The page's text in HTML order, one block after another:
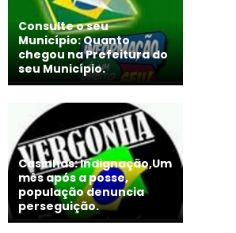
Consulte o seu
Município: Quanto
chegou na Prefeitura do
seu Município.
Casinhas: Indignação,Um
mês após a posse,
população denuncia
perseguição.